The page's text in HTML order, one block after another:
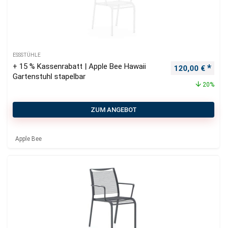
ESSSTÜHLE
+ 15 % Kassenrabatt | Apple Bee Hawaii
Gartenstuhl stapelbar
120,00 €
20%
ZUM ANGEBOT
Apple Bee